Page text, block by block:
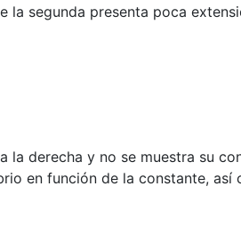
la segunda presenta poca
derecha y no se muestra su
en función de la constante,